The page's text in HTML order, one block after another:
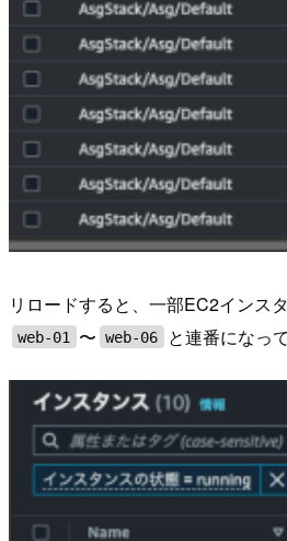
リロードすると、一部EC2インス
web-01 〜 web-06 と連番になっ